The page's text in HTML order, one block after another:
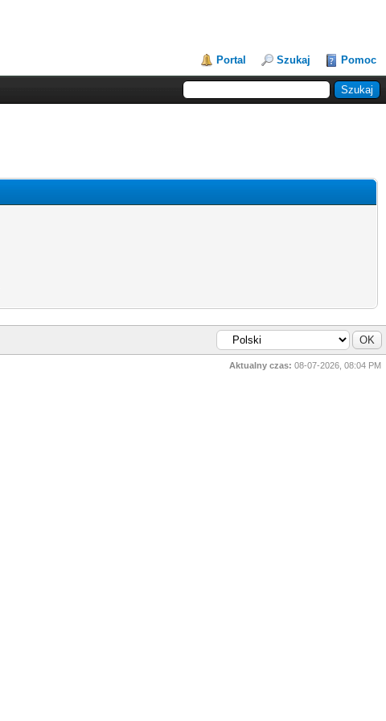
Portal Szukaj Pomoc
Aktualny czas: 08-07-2026, 08:04 PM